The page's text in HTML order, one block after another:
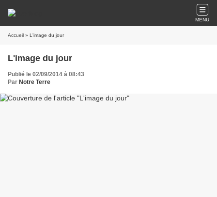
MENU
Accueil » L'image du jour
L'image du jour
Publié le 02/09/2014 à 08:43
Par Notre Terre